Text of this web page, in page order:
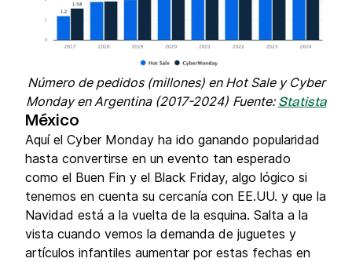
Número de pedidos (millones) en Hot Sale y Cyber
Monday en Argentina (2017-2024) Fuente: Statista
México
Aquí el Cyber Monday ha ido ganando popularidad
hasta convertirse en un evento tan esperado
como el Buen Fin y el Black Friday, algo lógico si
tenemos en cuenta su cercanía con EE.UU. y que la
Navidad está a la vuelta de la esquina. Salta a la
vista cuando vemos la demanda de juguetes y
artículos infantiles aumentar por estas fechas en